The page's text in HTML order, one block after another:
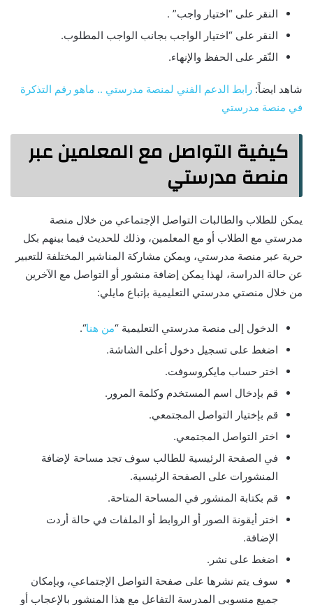
النقر على “اختيار واجب” .
النقر على “اختيار الواجب بجانب الواجب المطلوب.
النّقر على الحفظ والإنهاء.
شاهد ايضاً: رابط الدعم الفني لمنصة مدرستي .. ماهو رقم التذكرة
في منصة مدرستي
كيفية التواصل مع المعلمين عبر
منصة مدرستي
يمكن للطلاب والطالبات التواصل الإجتماعي من خلال منصة
مدرستي مع الطلاب أو مع المعلمين، وذلك للحديث فيما بينهم بكل
حرية عبر منصة مدرستي، ويمكن مشاركة المناشير المختلفة للتعبير
عن حالة الدراسة، لهذا يمكن إضافة منشور أو التواصل مع الآخرين
من خلال منصتي مدرستي التعليمية بإتباع مايلي:
الدخول إلى منصة مدرستي التعليمية “من هنا“.
اضغط على تسجيل دخول أعلى الشاشة.
اختر حساب مايكروسوفت.
قم بإدخال اسم المستخدم وكلمة المرور.
قم بإختيار التواصل المجتمعي.
اختر التواصل المجتمعي.
في الصفحة الرئيسية للطالب سوف تجد مساحة لإضافة
المنشورات على الصفحة الرئيسية.
قم بكتابة المنشور في المساحة المتاحة.
اختر أيقونة الصور أو الروابط أو الملفات في حالة أردت
الإضافة.
اضغط على نشر.
سوف يتم نشرها على صفحة التواصل الإجتماعي، وبإمكان
جميع منسوبي المدرسة التفاعل مع هذا المنشور بالإعجاب أو